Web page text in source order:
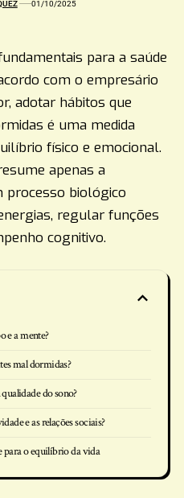
01/10/2025
para a saúde
com o empresário
adotar hábitos que
é uma medida
físico e emocional.
apenas a
processo biológico
regular funções
cognitivo.
e a mente?
mal dormidas?
do sono?
e as relações sociais?
para o equilíbrio da vida